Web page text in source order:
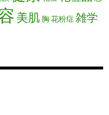
美肌 胸 花粉症 雑学